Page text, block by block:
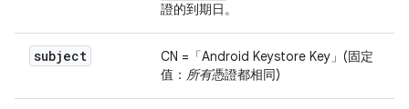
證的到期日。
subject
CN =「Android Keystore Key」(固定
值： 所有憑證都相同)